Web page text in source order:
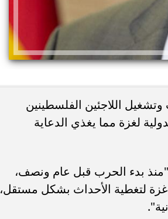
اللاجئين الفلسطينين
لغزة مما يغذي الدعاية
بدء الحرب قبل عام ونصف،
غزة لتغطية الأحداث بشكل مستقل،